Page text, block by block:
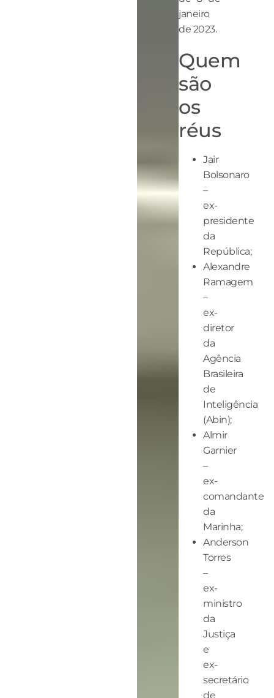
janeiro
de 2023.
Quem
são
os
réus
Jair
Bolsonaro
–
ex-
presidente
da
República;
Alexandre
Ramagem
–
ex-
diretor
da
Agência
Brasileira
de
Inteligência
(Abin);
Almir
Garnier
–
ex-
comandante
da
Marinha;
Anderson
Torres
–
ex-
ministro
da
Justiça
e
ex-
secretário
de